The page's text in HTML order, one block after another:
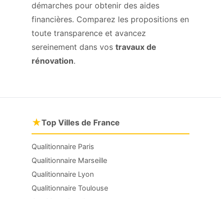
démarches pour obtenir des aides
financières. Comparez les propositions en
toute transparence et avancez
sereinement dans vos travaux de
rénovation.
★Top Villes de France
Qualitionnaire Paris
Qualitionnaire Marseille
Qualitionnaire Lyon
Qualitionnaire Toulouse